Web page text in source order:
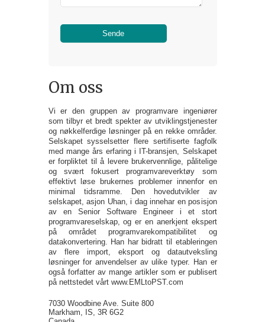
Om oss
Vi er den gruppen av programvare ingeniører
som tilbyr et bredt spekter av utviklingstjenester
og nøkkelferdige løsninger på en rekke områder.
Selskapet sysselsetter flere sertifiserte fagfolk
med mange års erfaring i IT-bransjen, Selskapet
er forpliktet til å levere brukervennlige, pålitelige
og svært fokusert programvareverktøy som
effektivt løse brukernes problemer innenfor en
minimal tidsramme. Den hovedutvikler av
selskapet, asjon Uhan, i dag innehar en posisjon
av en Senior Software Engineer i et stort
programvareselskap, og er en anerkjent ekspert
på området programvarekompatibilitet og
datakonvertering. Han har bidratt til etableringen
av flere import, eksport og datautveksling
løsninger for anvendelser av ulike typer. Han er
også forfatter av mange artikler som er publisert
på nettstedet vårt www.EMLtoPST.com
7030 Woodbine Ave. Suite 800
Markham, IS, 3R 6G2